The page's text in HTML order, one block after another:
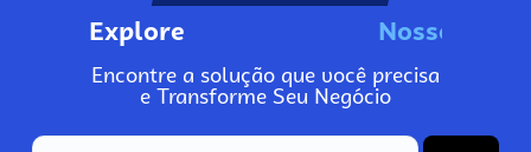
Explore No
Encontre a solução que você precisa
e Transforme Seu Negócio